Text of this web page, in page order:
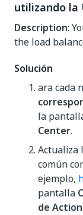
utilizando la
Description:
the load
Solución
ara cada
la
Center.
Actualiza
común
ejemplo,
pantalla
de